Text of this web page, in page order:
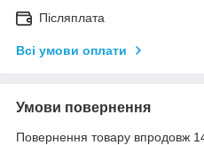
Післяплата
Всі умови оплати
Умови повернення
Повернення товару впродовж